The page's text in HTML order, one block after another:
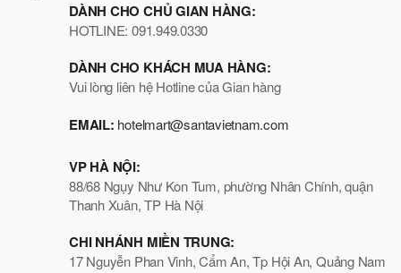
DÀNH CHO CHỦ GIAN HÀNG:
HOTLINE: 091.949.0330
DÀNH CHO KHÁCH MUA HÀNG:
Vui lòng liên hệ Hotline của Gian hàng
EMAIL: hotelmart@santavietnam.com
VP HÀ NỘI:
88/68 Ngụy Như Kon Tum, phường Nhân Chính, quận
Thanh Xuân, TP Hà Nội
CHI NHÁNH MIỀN TRUNG:
17 Nguyễn Phan Vinh, Cẩm An, Tp Hội An, Quảng Nam